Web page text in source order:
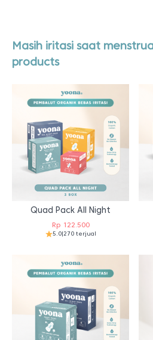
Masih iritasi saat
products
Quad Pack All Night
Rp122.500
5.0|270 terjual